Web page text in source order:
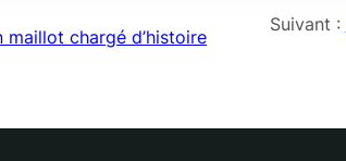
maillot chargé d’histoire
Suivant :